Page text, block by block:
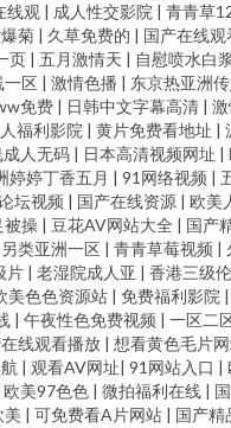
日韩精品 av深夜福利 91美脚恋
草逼网址 91超碰导航中字 四虎
二区 综合色伊人探花 少妇下面
看 久久国产精品久久 熟妇91
福利色导航 在线国产啪 51人
逼大片 超碰操操日 91免费熟
抖阴蜜桃樱桃91 AV管网 综合
线观 | 成人性交影院 | 青青草
菊 | 久草免费的 | 国产在线观
页 | 五月激情天 | 自慰喷水白
一区 | 激情色播 | 东京热亚洲
免费 | 日韩中文字幕高清 |
福利影院 | 黄片免费看地址 |
人无码 | 日本高清视频网址 |
婷婷丁香五月 | 91网络视频 |
坛视频 | 国产在线资源 | 欧美
被操 | 豆花AV网站大全 | 国产
类亚洲一区 | 青青草莓视频 |
片 | 老湿院成人亚 | 香港三级
美色色资源站 | 免费福利影院 |
| 午夜性色免费视频 | 一区二
线观看播放 | 想看黄色毛片
| 观看AV网址| 91网站入口 |
欧美97色色 | 微拍福利在线 |
美 | 可免费看A片网站 | 国产精